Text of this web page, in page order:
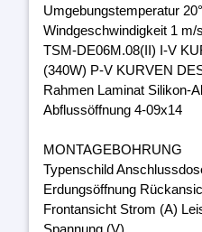
Umgebungstemperatur
Windgeschwindigkeit 1 m/s
TSM-DE06M.08(II) I-V
(340W) P-V KURVEN
Rahmen Laminat Silikon-
Abflussöffnung 4-09x14
MONTAGEBOHRUNG
Typenschild
Erdungsöffnung
Frontansicht Strom (A)
Spannung (V)